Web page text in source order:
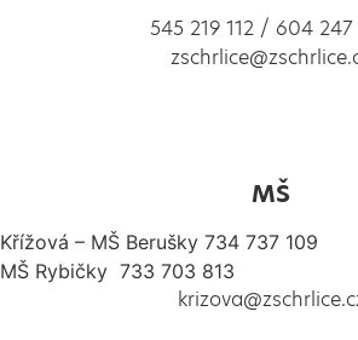
545 219 112 / 604
MŠ
Křížová – MŠ Berušky 734 737 109
MŠ Rybičky 733 703 813